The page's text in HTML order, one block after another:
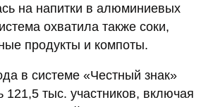
на напитки в алюминиевых
охватила также соки,
продукты и компоты.
в системе «Честный знак»
121,5 тыс. участников, включая